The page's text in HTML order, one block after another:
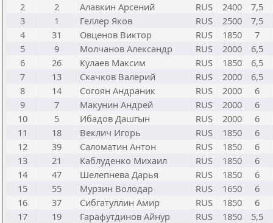
2
2 Алавкин Арсений RUS 2400
7,5
3
1 Геллер Яков RUS 2500
7,5
4
31 Овценов Виктор RUS 1850
7
5
9 Молчанов Александр RUS 2000
6,5
6
26 Кулаев Максим RUS 1850
6,5
7
13 Скачков Валерий RUS 2000
6,5
8
14 Согоян Андраник RUS 2000
6
9
7 Макунин Андрей RUS 2000
6
10
5 Ибадов Дашгын RUS 2000
6
11
18 Веклич Игорь RUS 1850
6
12
39 Саломатин Антон RUS 1850
6
13
21 Каблуденко Михаил RUS 1850
6
14
47 Шелепнева Дарья RUS 1850
6
15
55 Мурзин Володар RUS 1650
6
16
37 Сибгатуллин Амир RUS 1850
6
17
19 Гарафутдинов Айнур RUS 1850
5,5